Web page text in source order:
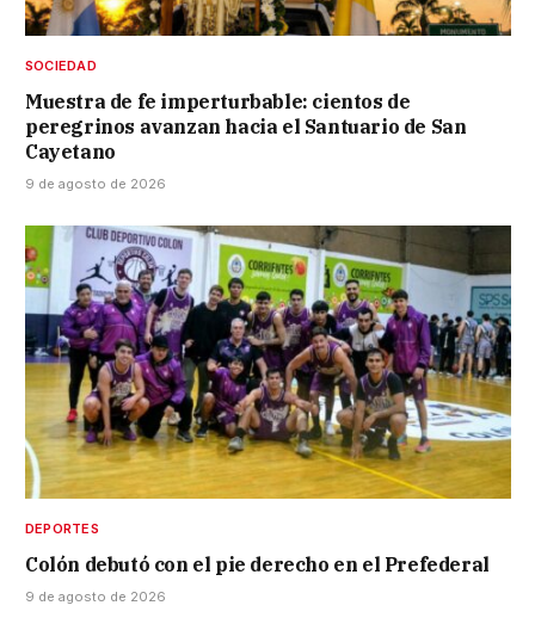
SOCIEDAD
Muestra de fe imperturbable: cientos de
peregrinos avanzan hacia el Santuario de San
Cayetano
9 de agosto de 2026
DEPORTES
Colón debutó con el pie derecho en el Prefederal
9 de agosto de 2026